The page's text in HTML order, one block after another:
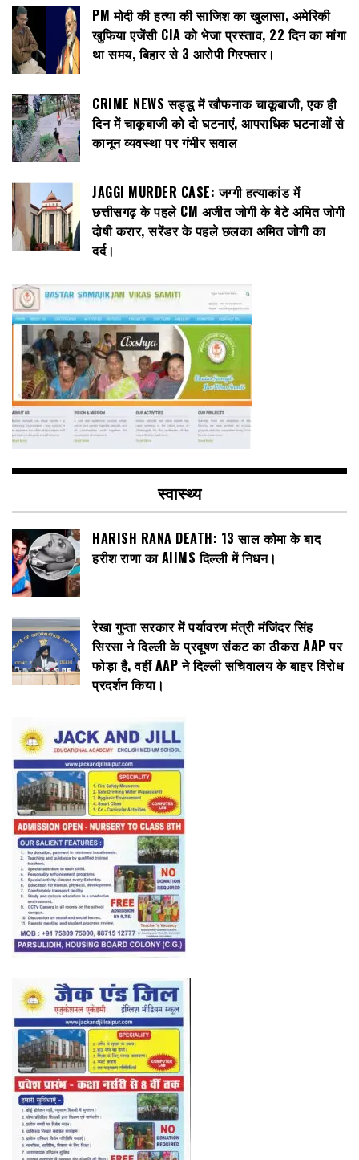
PM मोदी की हत्या की साजिश का खुलासा, अमेरिकी
खुफिया एजेंसी CIA को भेजा प्रस्ताव, 22 दिन का मांगा
था समय, बिहार से 3 आरोपी गिरफ्तार।
CRIME NEWS सड्डू में खौफनाक चाकूबाजी, एक ही
दिन में चाकूबाजी को दो घटनाएं, आपराधिक घटनाओं से
कानून व्यवस्था पर गंभीर सवाल
JAGGI MURDER CASE: जग्गी हत्याकांड में
छत्तीसगढ़ के पहले CM अजीत जोगी के बेटे अमित जोगी
दोषी करार, सरेंडर के पहले छलका अमित जोगी का
दर्द।
स्वास्थ्य
HARISH RANA DEATH: 13 साल कोमा के बाद
हरीश राणा का AIIMS दिल्ली में निधन।
रेखा गुप्ता सरकार में पर्यावरण मंत्री मंजिंदर सिंह
सिरसा ने दिल्ली के प्रदूषण संकट का ठीकरा AAP पर
फोड़ा है, वहीं AAP ने दिल्ली सचिवालय के बाहर विरोध
प्रदर्शन किया।